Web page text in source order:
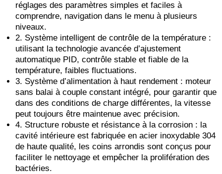
réglages des paramètres simples et faciles à
comprendre, navigation dans le menu à plusieurs
niveaux.
2. Système intelligent de contrôle de la température :
utilisant la technologie avancée d’ajustement
automatique PID, contrôle stable et fiable de la
température, faibles fluctuations.
3. Système d’alimentation à haut rendement : moteur
sans balai à couple constant intégré, pour garantir que
dans des conditions de charge différentes, la vitesse
peut toujours être maintenue avec précision.
4. Structure robuste et résistance à la corrosion : la
cavité intérieure est fabriquée en acier inoxydable 304
de haute qualité, les coins arrondis sont conçus pour
faciliter le nettoyage et empêcher la prolifération des
bactéries.